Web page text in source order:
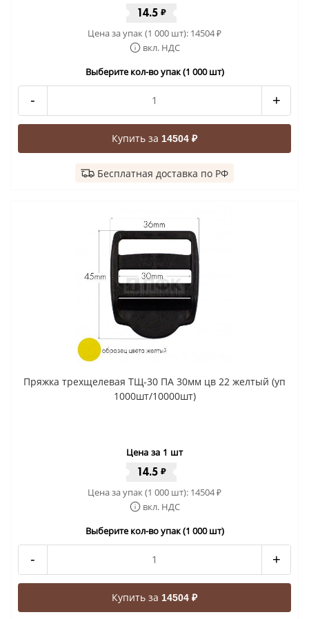
14.5 ₽
Цена за упак (1 000 шт): 14504₽
вкл. НДС
Выберите кол-во упак (1 000 шт)
- +
Купить за 14504 ₽
Бесплатная доставка по РФ
Пряжка трехщелевая ТЩ-30 ПА 30мм цв 22 желтый (уп
1000шт/10000шт)
Цена за 1 шт
14.5 ₽
Цена за упак (1 000 шт): 14504₽
вкл. НДС
Выберите кол-во упак (1 000 шт)
- +
Купить за 14504 ₽